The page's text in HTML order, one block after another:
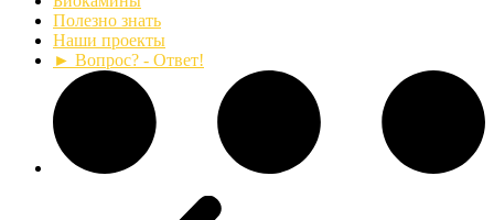
Полезно знать
Наши проекты
► Вопрос? - Ответ!